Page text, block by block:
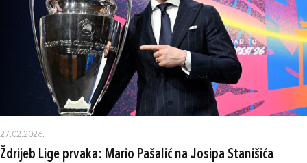
27.02.2026.
Ždrijeb Lige prvaka: Mario Pašalić na Josipa Stanišića